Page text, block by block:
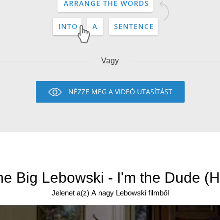
Vagy
NÉZZE MEG A VIDEÓ UTASÍTÁST
Big Lebowski - I'm the Dude
Jelenet a(z) A nagy Lebowski filmből